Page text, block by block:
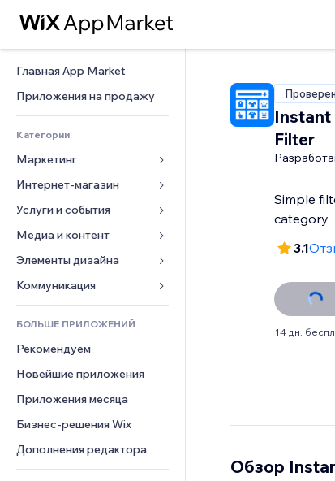
Главная App Market
Приложения на продажу
Категории
Маркетинг
Реклама
Моб. версия
Веб-аналитика
Списки сайтов
Эл. почта
Интернет-магазин
Приложения для магазинов
Доставка
Кнопки продаж
Бухгалтерский учет
Купоны и лояльность
Складские услуги
Еда и напитки
Услуги и события
Отели
События
Рестораны
Недвижимость
Онлайн-запись
Медиа и контент
Галерея
Музыка
Подкасты
Фотография
Видео
PDF
Обмен файлами
Новости
Элементы дизайна
Карты и навигация
Конфиденциальность и
безопасность
Часы
Баннеры и значки
Калькуляторы
Формы
Опросы
Чат
Комментарии
Телефон
Сообщество
Отзывы и комментарии
БОЛЬШЕ ПРИЛОЖЕНИЙ
Рекомендуем
Новейшие приложения
Приложения месяца
Бизнес-решения Wix
Дополнения редактора
Instant
Filter
Simple
category
3.1
14 дн.
Обзор